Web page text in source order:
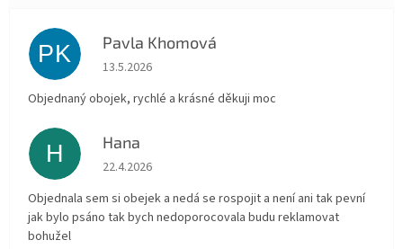
PK Pavla Khomová
Hodnocení obchodu je 5 z 5 hvězdiček.
13.5.2026
Objednaný obojek, rychlé a krásné děkuji moc
H Hana
Hodnocení obchodu je 5 z 5 hvězdiček.
22.4.2026
Objednala sem si obejek a nedá se rospojit a není ani tak pevní
jak bylo psáno tak bych nedoporocovala budu reklamovat
bohužel